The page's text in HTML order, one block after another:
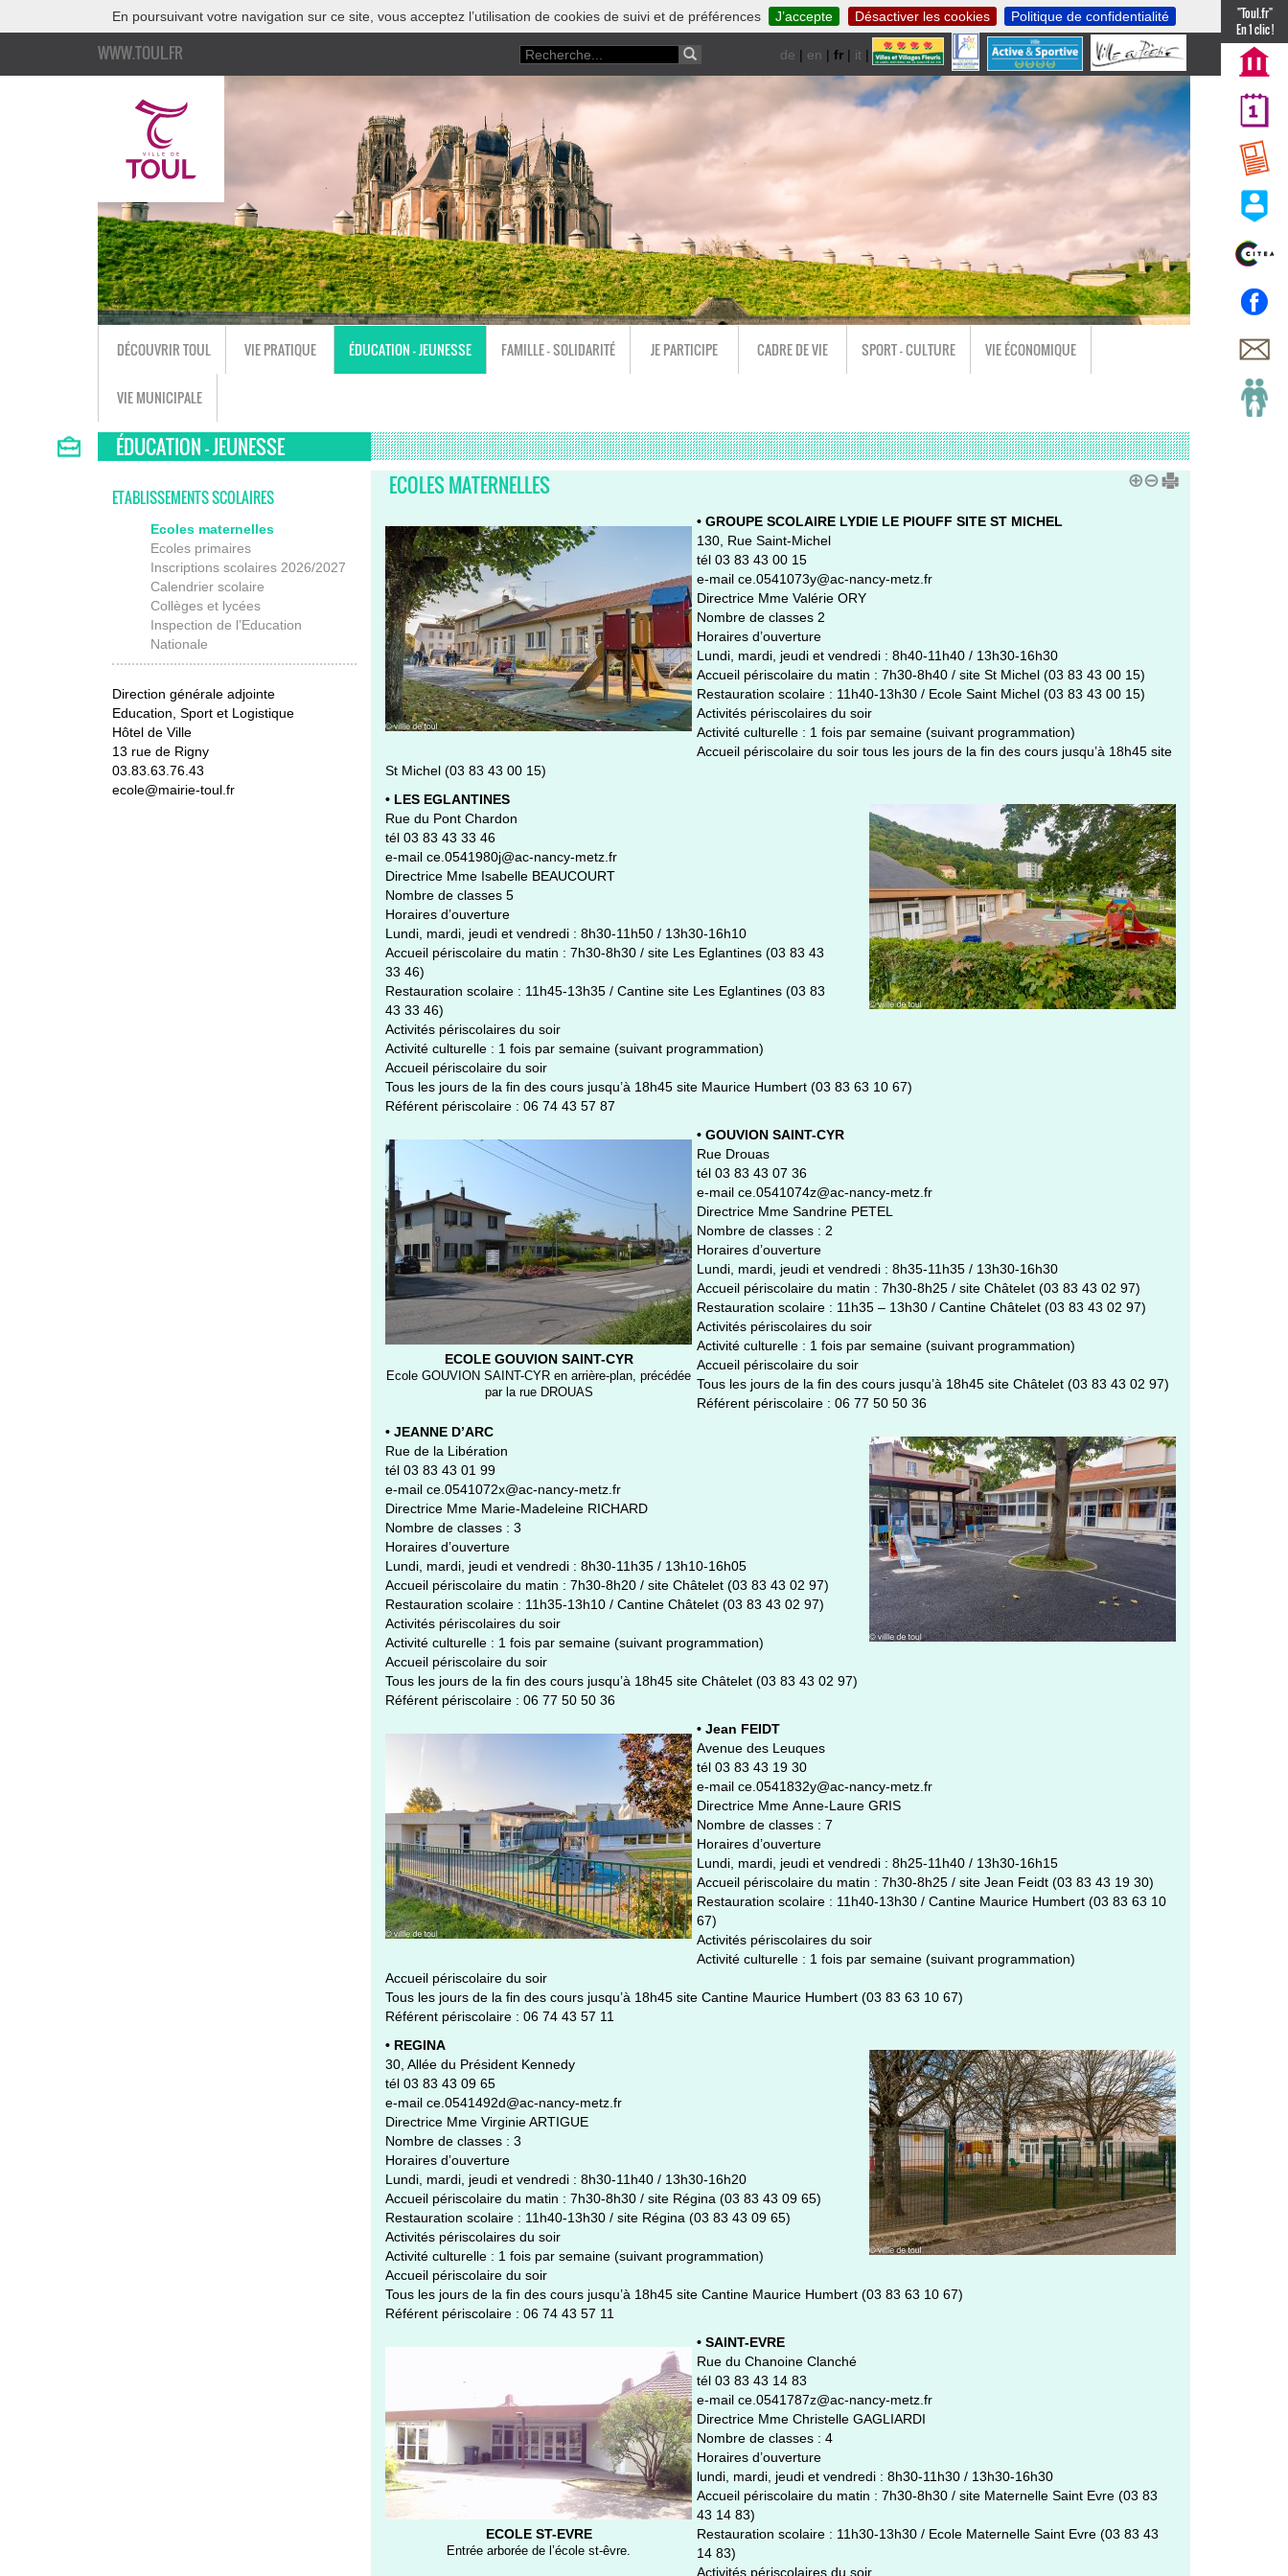
En poursuivant votre navigation sur ce site, vous acceptez l’utilisation de cookies de suivi et de préférences J’accepte Désactiver les cookies Politique de confidentialité
WWW.TOUL.FR de | en | fr | it |nl
"Toul.fr"
En 1 clic !
DÉCOUVRIR TOUL VIE PRATIQUE ÉDUCATION - JEUNESSE FAMILLE - SOLIDARITÉ JE PARTICIPE CADRE DE VIE SPORT - CULTURE VIE ÉCONOMIQUE
VIE MUNICIPALE
ÉDUCATION - JEUNESSE
ETABLISSEMENTS SCOLAIRES
Ecoles maternelles
Ecoles primaires
Inscriptions scolaires 2026/2027
Calendrier scolaire
Collèges et lycées
Inspection de l’Education
Nationale
Direction générale adjointe
Education, Sport et Logistique
Hôtel de Ville
13 rue de Rigny
03.83.63.76.43
ecole@mairie-toul.fr
ECOLES MATERNELLES
• GROUPE SCOLAIRE LYDIE LE PIOUFF SITE ST MICHEL
130, Rue Saint-Michel
tél 03 83 43 00 15
e-mail ce.0541073y@ac-nancy-metz.fr
Directrice Mme Valérie ORY
Nombre de classes 2
Horaires d’ouverture
Lundi, mardi, jeudi et vendredi : 8h40-11h40 / 13h30-16h30
Accueil périscolaire du matin : 7h30-8h40 / site St Michel (03 83 43 00 15)
Restauration scolaire : 11h40-13h30 / Ecole Saint Michel (03 83 43 00 15)
Activités périscolaires du soir
Activité culturelle : 1 fois par semaine (suivant programmation)
Accueil périscolaire du soir tous les jours de la fin des cours jusqu’à 18h45 site
St Michel (03 83 43 00 15)
• LES EGLANTINES
Rue du Pont Chardon
tél 03 83 43 33 46
e-mail ce.0541980j@ac-nancy-metz.fr
Directrice Mme Isabelle BEAUCOURT
Nombre de classes 5
Horaires d’ouverture
Lundi, mardi, jeudi et vendredi : 8h30-11h50 / 13h30-16h10
Accueil périscolaire du matin : 7h30-8h30 / site Les Eglantines (03 83 43
33 46)
Restauration scolaire : 11h45-13h35 / Cantine site Les Eglantines (03 83
43 33 46)
Activités périscolaires du soir
Activité culturelle : 1 fois par semaine (suivant programmation)
Accueil périscolaire du soir
Tous les jours de la fin des cours jusqu’à 18h45 site Maurice Humbert (03 83 63 10 67)
Référent périscolaire : 06 74 43 57 87
ECOLE GOUVION SAINT-CYR
Ecole GOUVION SAINT-CYR en arrière-plan, précédée
par la rue DROUAS
• GOUVION SAINT-CYR
Rue Drouas
tél 03 83 43 07 36
e-mail ce.0541074z@ac-nancy-metz.fr
Directrice Mme Sandrine PETEL
Nombre de classes : 2
Horaires d’ouverture
Lundi, mardi, jeudi et vendredi : 8h35-11h35 / 13h30-16h30
Accueil périscolaire du matin : 7h30-8h25 / site Châtelet (03 83 43 02 97)
Restauration scolaire : 11h35 – 13h30 / Cantine Châtelet (03 83 43 02 97)
Activités périscolaires du soir
Activité culturelle : 1 fois par semaine (suivant programmation)
Accueil périscolaire du soir
Tous les jours de la fin des cours jusqu’à 18h45 site Châtelet (03 83 43 02 97)
Référent périscolaire : 06 77 50 50 36
• JEANNE D’ARC
Rue de la Libération
tél 03 83 43 01 99
e-mail ce.0541072x@ac-nancy-metz.fr
Directrice Mme Marie-Madeleine RICHARD
Nombre de classes : 3
Horaires d’ouverture
Lundi, mardi, jeudi et vendredi : 8h30-11h35 / 13h10-16h05
Accueil périscolaire du matin : 7h30-8h20 / site Châtelet (03 83 43 02 97)
Restauration scolaire : 11h35-13h10 / Cantine Châtelet (03 83 43 02 97)
Activités périscolaires du soir
Activité culturelle : 1 fois par semaine (suivant programmation)
Accueil périscolaire du soir
Tous les jours de la fin des cours jusqu’à 18h45 site Châtelet (03 83 43 02 97)
Référent périscolaire : 06 77 50 50 36
• Jean FEIDT
Avenue des Leuques
tél 03 83 43 19 30
e-mail ce.0541832y@ac-nancy-metz.fr
Directrice Mme Anne-Laure GRIS
Nombre de classes : 7
Horaires d’ouverture
Lundi, mardi, jeudi et vendredi : 8h25-11h40 / 13h30-16h15
Accueil périscolaire du matin : 7h30-8h25 / site Jean Feidt (03 83 43 19 30)
Restauration scolaire : 11h40-13h30 / Cantine Maurice Humbert (03 83 63 10
67)
Activités périscolaires du soir
Activité culturelle : 1 fois par semaine (suivant programmation)
Accueil périscolaire du soir
Tous les jours de la fin des cours jusqu’à 18h45 site Cantine Maurice Humbert (03 83 63 10 67)
Référent périscolaire : 06 74 43 57 11
• REGINA
30, Allée du Président Kennedy
tél 03 83 43 09 65
e-mail ce.0541492d@ac-nancy-metz.fr
Directrice Mme Virginie ARTIGUE
Nombre de classes : 3
Horaires d’ouverture
Lundi, mardi, jeudi et vendredi : 8h30-11h40 / 13h30-16h20
Accueil périscolaire du matin : 7h30-8h30 / site Régina (03 83 43 09 65)
Restauration scolaire : 11h40-13h30 / site Régina (03 83 43 09 65)
Activités périscolaires du soir
Activité culturelle : 1 fois par semaine (suivant programmation)
Accueil périscolaire du soir
Tous les jours de la fin des cours jusqu’à 18h45 site Cantine Maurice Humbert (03 83 63 10 67)
Référent périscolaire : 06 74 43 57 11
ECOLE ST-EVRE
Entrée arborée de l’école st-êvre.
• SAINT-EVRE
Rue du Chanoine Clanché
tél 03 83 43 14 83
e-mail ce.0541787z@ac-nancy-metz.fr
Directrice Mme Christelle GAGLIARDI
Nombre de classes : 4
Horaires d’ouverture
lundi, mardi, jeudi et vendredi : 8h30-11h30 / 13h30-16h30
Accueil périscolaire du matin : 7h30-8h30 / site Maternelle Saint Evre (03 83
43 14 83)
Restauration scolaire : 11h30-13h30 / Ecole Maternelle Saint Evre (03 83 43
14 83)
Activités périscolaires du soir